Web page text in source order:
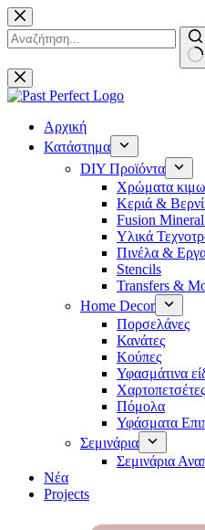
Μετάβαση
στο
περιεχόμενο
No
results
Αρχική
Κατάστημα
DIY Προϊόντα
Χρώματα
Κεριά &
Fusion
Υλικά
Πινέλα &
Stencils
Transfers &
Home Decor
Πορσελάνες
Κανάτες
Κούπες
Υφασμάτινα
Χαρτοπετσέτες
Πόμολα
Υφάσματα
Σεμινάρια
Σεμινάρια
Νέα
Projects